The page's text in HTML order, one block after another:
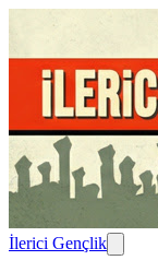
İlerici Gençlik